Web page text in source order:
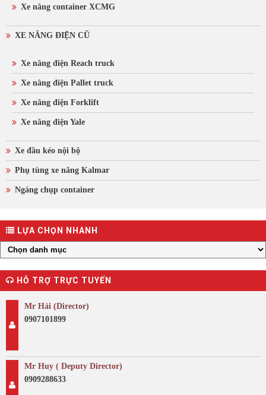
Xe nâng container XCMG
XE NÂNG ĐIỆN CŨ
Xe nâng điện Reach truck
Xe nâng điện Pallet truck
Xe nâng điện Forklift
Xe nâng điện Yale
Xe đầu kéo nội bộ
Phụ tùng xe nâng Kalmar
Ngáng chụp container
LỰA CHỌN NHANH
HỖ TRỢ TRỰC TUYẾN
Mr Hải (Director)
0907101899
Mr Huy ( Deputy Director)
0909288633